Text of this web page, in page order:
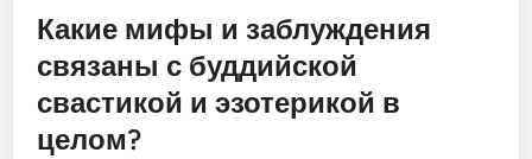
Какие мифы и заблуждения
связаны с буддийской
свастикой и эзотерикой в
целом?